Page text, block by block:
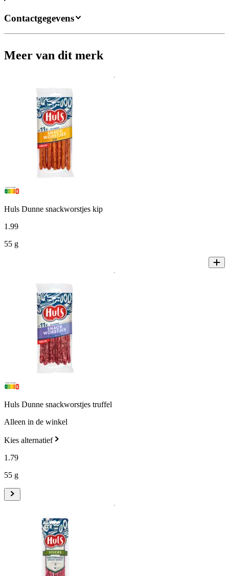
Contactgegevens
Meer van dit merk
Huls Dunne snackworstjes kip
1 .99
55 g
Huls Dunne snackworstjes truffel
Alleen in de winkel
Kies alternatief
1 .79
55 g